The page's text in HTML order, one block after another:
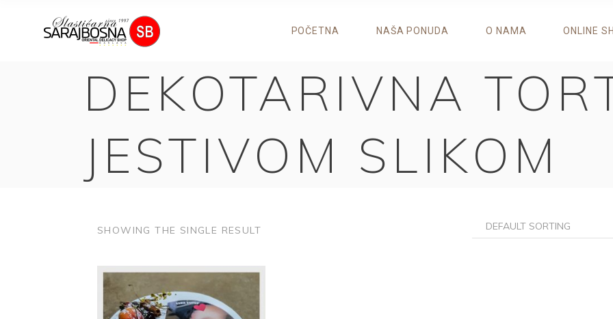
POČETNA NAŠA PONUDA O NAMA ONLINE
DEKOTARIVNA
JESTIVOM SLIKOM
SHOWING THE SINGLE RESULT DEFAULT SORTING